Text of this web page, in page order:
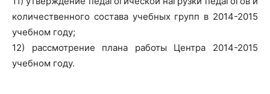
количественного состава учебных групп в 2014-2015
учебном году;
12) рассмотрение плана работы Центра 2014-2015
учебном году.